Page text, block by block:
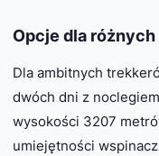
Opcje dla
Dla ambitnych
dwóch dni z
wysokości 3207
umiejętności